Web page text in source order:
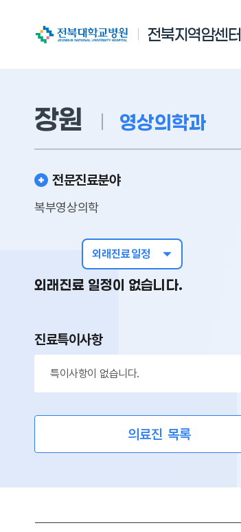
전북대학교병원 전북지역암센터
장원 영상의학과
전문진료분야
복부영상의학
외래진료일정
외래진료 일정이 없습니다.
진료특이사항
특이사항이 없습니다.
의료진 목록